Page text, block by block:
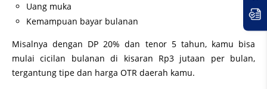
Uang muka
Kemampuan bayar bulanan
Misalnya dengan DP 20% dan tenor 5 tahun, kamu bisa
mulai cicilan bulanan di kisaran Rp3 jutaan per bulan,
tergantung tipe dan harga OTR daerah kamu.